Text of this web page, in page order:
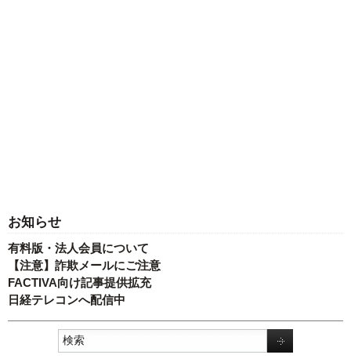
お知らせ
有料版・法人会員について
【注意】詐欺メールにご注意
FACTIVA向け記事提供拡充
日経テレコンへ配信中